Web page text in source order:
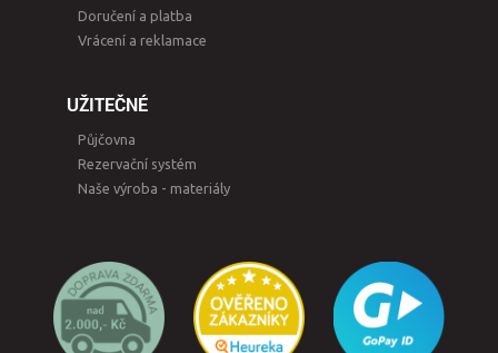
Doručení a platba
Vrácení a reklamace
UŽITEČNÉ
Půjčovna
Rezervační systém
Naše výroba - materiály